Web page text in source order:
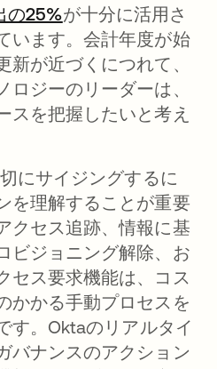
の25%新しいタブで開く
が十分に活用さ
います。会計年度が始
新が近づくにつれて、
ロジーのリーダーは、
スを把握したいと考え
にサイジングするに
を理解することが重要
クセス追跡、情報に基
ビジョニング解除、お
セス要求機能は、コス
かかる手動プロセスを
す。Oktaのリアルタイ
バナンスのアクション